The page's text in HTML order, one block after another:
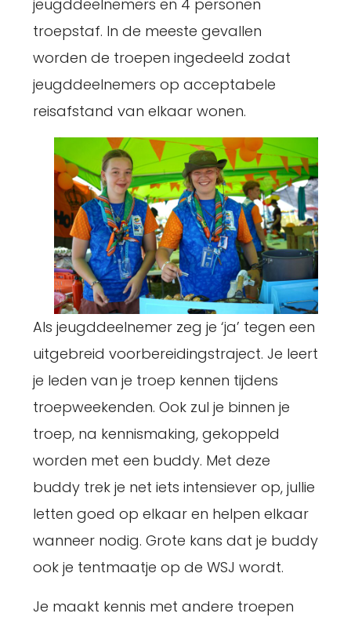
jeugddeelnemers en 4 personen
troepstaf. In de meeste gevallen
worden de troepen ingedeeld zodat
jeugddeelnemers op acceptabele
reisafstand van elkaar wonen.
Als jeugddeelnemer zeg je ‘ja’ tegen een
uitgebreid voorbereidingstraject. Je leert
je leden van je troep kennen tijdens
troepweekenden. Ook zul je binnen je
troep, na kennismaking, gekoppeld
worden met een buddy. Met deze
buddy trek je net iets intensiever op, jullie
letten goed op elkaar en helpen elkaar
wanneer nodig. Grote kans dat je buddy
ook je tentmaatje op de WSJ wordt.
Je maakt kennis met andere troepen